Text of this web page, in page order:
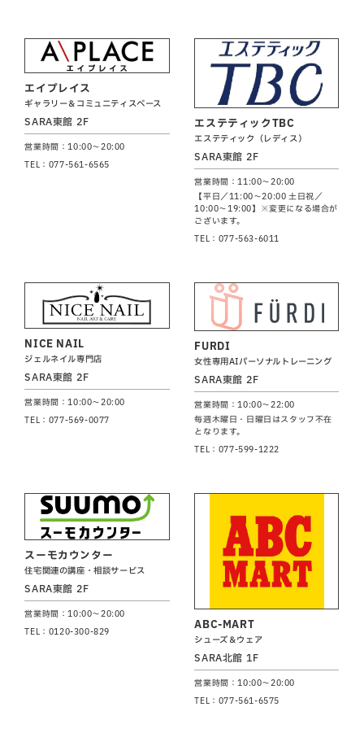
エイプレイス
ギャラリー＆コミュニティスペース
SARA東館 2F
営業時間：10:00～20:00
TEL：077-561-6565
エステティックTBC
エステティック（レディス）
SARA東館 2F
営業時間：11:00～20:00
【平日／11:00～20:00 土日祝／
10:00～19:00】※変更になる場合が
ございます。
TEL：077-563-6011
NICE NAIL
ジェルネイル専門店
SARA東館 2F
営業時間：10:00～20:00
TEL：077-569-0077
FURDI
女性専用AIパーソナルトレーニング
SARA東館 2F
営業時間：10:00～22:00
毎週木曜日・日曜日はスタッフ不在
となります。
TEL：077-599-1222
スーモカウンター
住宅関連の講座・相談サービス
SARA東館 2F
営業時間：10:00～20:00
TEL：0120-300-829
ABC-MART
シューズ＆ウェア
SARA北館 1F
営業時間：10:00～20:00
TEL：077-561-6575